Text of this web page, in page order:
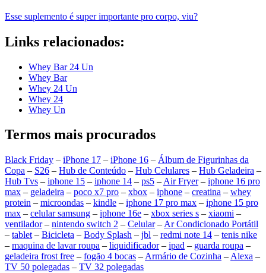
Esse suplemento é super importante pro corpo, viu?
Links relacionados:
Whey Bar 24 Un
Whey Bar
Whey 24 Un
Whey 24
Whey Un
Termos mais procurados
Black Friday – iPhone 17 – iPhone 16 – Álbum de Figurinhas da
Copa – S26 – Hub de Conteúdo – Hub Celulares – Hub Geladeira –
Hub Tvs – iphone 15 – iphone 14 – ps5 – Air Fryer– iphone 16 pro
max – geladeira – poco x7 pro – xbox – iphone – creatina – whey
protein – microondas – kindle – iphone 17 pro max – iphone 15 pro
max – celular samsung – iphone 16e – xbox series s – xiaomi –
ventilador– nintendo switch 2 – Celular– Ar Condicionado Portátil
– tablet – Bicicleta – Body Splash – jbl – redmi note 14 – tenis nike
– maquina de lavar roupa – liquidificador– ipad – guarda roupa –
geladeira frost free – fogão 4 bocas – Armário de Cozinha – Alexa –
TV 50 polegadas – TV 32 polegadas